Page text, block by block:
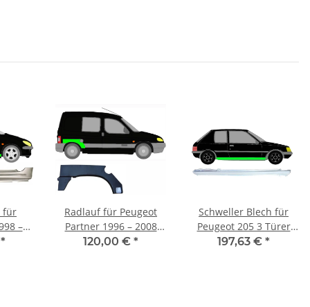
für
–
*
Radlauf für Peugeot
Partner 1996 – 2008
rechts
120,00 € *
Schweller Blech für
Peugeot 205 3 Türer
1983 - 1998 rechts
197,63 € *